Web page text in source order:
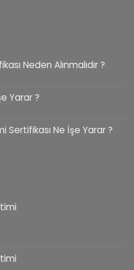
Neden Alınmalıdır ?
Yarar ?
Sertifikası Ne İşe Yarar ?